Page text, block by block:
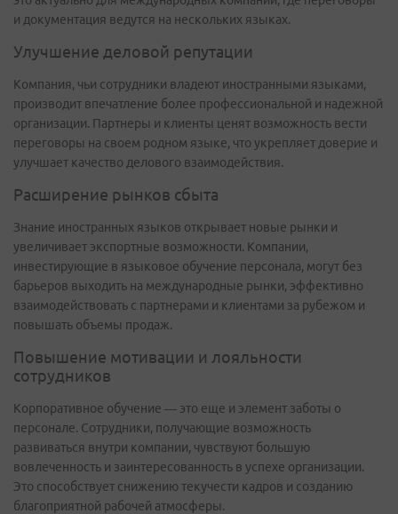
и документация ведутся на нескольких языках.
Улучшение деловой репутации
Компания, чьи сотрудники владеют иностранными языками,
производит впечатление более профессиональной и надежной
организации. Партнеры и клиенты ценят возможность вести
переговоры на своем родном языке, что укрепляет доверие и
улучшает качество делового взаимодействия.
Расширение рынков сбыта
Знание иностранных языков открывает новые рынки и
увеличивает экспортные возможности. Компании,
инвестирующие в языковое обучение персонала, могут без
барьеров выходить на международные рынки, эффективно
взаимодействовать с партнерами и клиентами за рубежом и
повышать объемы продаж.
Повышение мотивации и лояльности
сотрудников
Корпоративное обучение — это еще и элемент заботы о
персонале. Сотрудники, получающие возможность
развиваться внутри компании, чувствуют большую
вовлеченность и заинтересованность в успехе организации.
Это способствует снижению текучести кадров и созданию
благоприятной рабочей атмосферы.